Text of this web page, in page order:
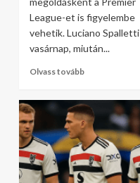
League-et is figyelembe
vehetik. Luciano Spalletti
vasárnap, miután...
Olvass tovább